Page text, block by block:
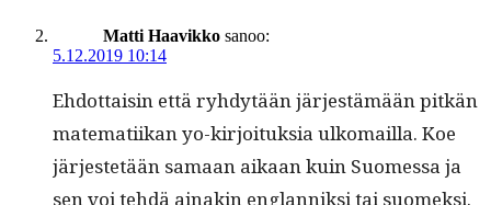
Matti Haavikko sanoo:
5.12.2019 10:14
Ehdot­taisin että ryhdytään jär­jestämään pitkän
matem­ati­ikan yo-kir­joituk­sia ulko­mail­la. Koe
jär­jestetään samaan aikaan kuin Suomes­sa ja
sen voi tehdä ainakin englan­niksi tai suomek­si.